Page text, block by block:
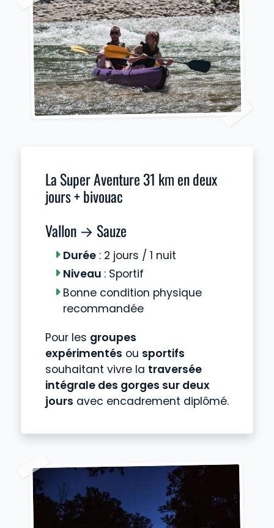
La Super Aventure 31 km en deux
jours + bivouac
Vallon → Sauze
Durée: 2 jours / 1 nuit
Niveau : Sportif
Bonne condition physique
recommandée
Pour les groupes
expérimentés ou sportifs
souhaitant vivre la traversée
intégrale des gorges sur deux
jours avec encadrement diplômé.